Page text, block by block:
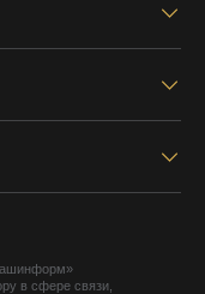
в сфере связи,